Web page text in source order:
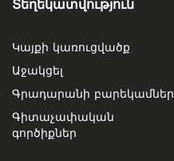
Տեղեկատվություն
Կայքի կառուցվածք
Աջակցել
Գրադարանի բարեկամներ
Գիտաչափական
գործիքներ